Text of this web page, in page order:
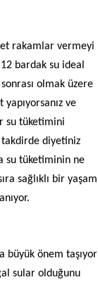
rakamlar vermeyi
bardak su ideal
olmak üzere
ve
su tüketimini
takdirde diyetiniz
su tüketiminin ne
sağlıklı bir yaşam
büyük önem taşıyor
sular olduğunu